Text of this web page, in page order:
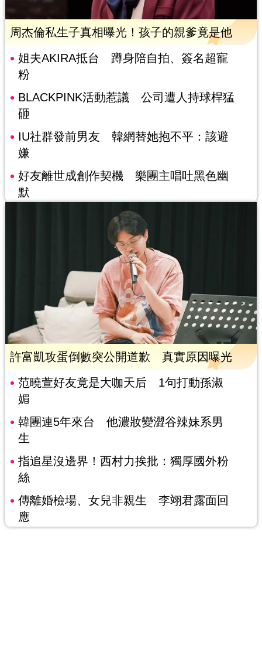
周杰倫私生子真相曝光！孩子的親爹竟是他
姐夫AKIRA抵台 蹲身陪自拍、簽名超寵
粉
BLACKPINK活動惹議 公司遭人持球桿猛
砸
IU社群發前男友 韓網替她抱不平：該避
嫌
好友離世成創作契機 樂團主唱吐黑色幽
默
許富凱攻蛋倒數突公開道歉 真實原因曝光
范曉萱好友竟是大咖天后 1句打動孫淑
媚
韓團連5年來台 他濃妝變澀谷辣妹系男
生
指追星沒邊界！西村力挨批：獨厚國外粉
絲
傳離婚檢場、女兒非親生 李翊君露面回
應